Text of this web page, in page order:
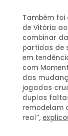
Também foi
de Vitória
combinar
partidas de
em
com
das
jogadas
duplas
remodelam
real”,